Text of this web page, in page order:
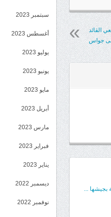
131 مشاة” تنعي القائد
جواس
بجيشها ...
سبتمبر 2023
أغسطس 2023
يوليو 2023
يونيو 2023
مايو 2023
أبريل 2023
مارس 2023
فبراير 2023
يناير 2023
ديسمبر 2022
نوفمبر 2022